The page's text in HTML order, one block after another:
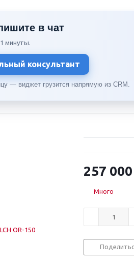
в чат
минуты.
консультант
— виджет грузится напрямую из CRM.
257 000
Много